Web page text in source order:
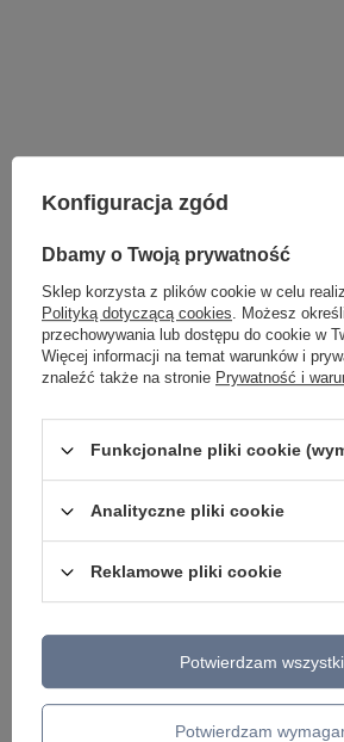
ZOBACZ RÓWNIEŻ
Oprawa COSTA ARM TRACK 12W do systemu
trójfazowego TRACK 3LINE Azzardo AZ3486
AZ3487 kolor do wyboru
275,00 zł / szt.
Konfiguracja zgód
Dbamy o Twoją prywatność
Sklep korzysta z plików cookie w celu
Polityką dotyczącą cookies. Możesz
przechowywania lub dostępu do cookie w
Więcej informacji na temat warunków i
znaleźć także na stronie Prywatność i
Funkcjonalne pliki cookie
Analityczne pliki cookie
Reklamowe pliki cookie
Potwierdzam
Potwierdzam